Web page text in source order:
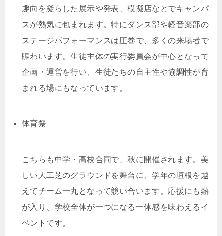
趣向を凝らした展示や発表、模擬店などでキャンパ
スが熱気に包まれます。特にダンス部や軽音楽部の
ステージパフォーマンスは圧巻で、多くの来場者で
賑わいます。生徒主体の実行委員会が中心となって
企画・運営を行い、生徒たちの自主性や協調性が育
まれる場にもなっています。
体育祭
こちらも中学・高校合同で、秋に開催されます。美
しい人工芝のグラウンドを舞台に、学年の垣根を越
えてチーム一丸となって競い合います。応援にも熱
が入り、学校全体が一つになる一体感を味わえるイ
ベントです。